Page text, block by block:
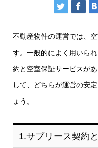
不動産物件の運営では、
す。一般的によく用いら
約と空室保証サービスが
して、どちらが運営の安
ょう。
1.サブリース契約